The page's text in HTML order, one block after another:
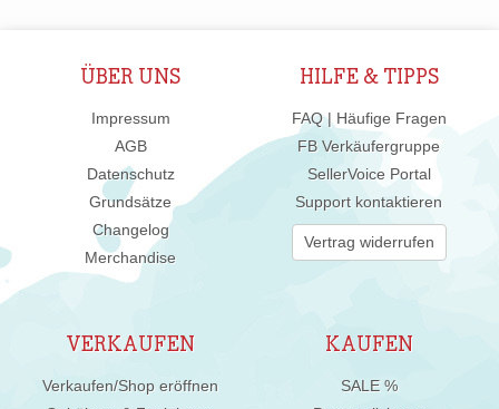
ÜBER UNS
Impressum
AGB
Datenschutz
Grundsätze
Changelog
Merchandise
HILFE & TIPPS
FAQ | Häufige Fragen
FB Verkäufergruppe
SellerVoice Portal
Support kontaktieren
Vertrag widerrufen
VERKAUFEN
Verkaufen/Shop eröffnen
KAUFEN
SALE %